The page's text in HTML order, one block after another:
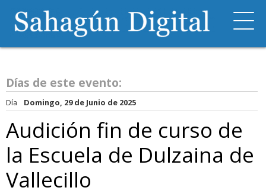
Días de este evento:
Día Domingo, 29 de Junio de 2025
Audición fin de curso de
la Escuela de Dulzaina de
Vallecillo